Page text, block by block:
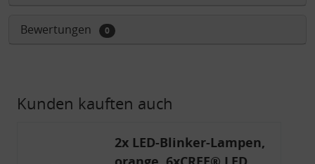
Bewertungen 0
Kunden kauften auch
2x LED-Blinker-Lampen,